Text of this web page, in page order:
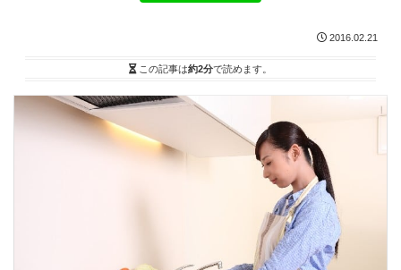
2016.02.21
この記事は約2分で読めます。